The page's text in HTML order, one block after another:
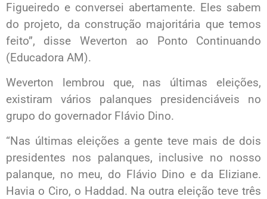
Figueiredo e conversei abertamente. Eles sabem
do projeto, da construção majoritária que temos
feito”, disse Weverton ao Ponto Continuando
(Educadora AM).
Weverton lembrou que, nas últimas eleições,
existiram vários palanques presidenciáveis no
grupo do governador Flávio Dino.
“Nas últimas eleições a gente teve mais de dois
presidentes nos palanques, inclusive no nosso
palanque, no meu, do Flávio Dino e da Eliziane.
Havia o Ciro, o Haddad. Na outra eleição teve três